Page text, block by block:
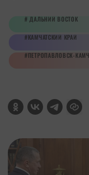
ДАЛЬНИЙ ВОСТОК
КАМЧАТСКИЙ КРАЙ
ПЕТРОПАВЛОВСК-